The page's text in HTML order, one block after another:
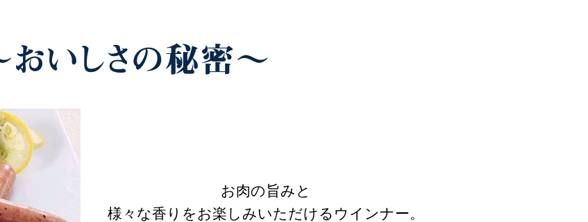
お肉の旨みと
様々な香りをお楽しみいただけるウインナー。